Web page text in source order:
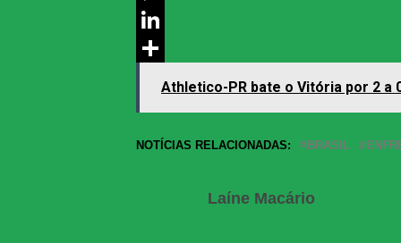
Messenger
LinkedIn
Athletico-PR bate o Vitória por 2 a
NOTÍCIAS RELACIONADAS: BRASIL
Laíne Macário